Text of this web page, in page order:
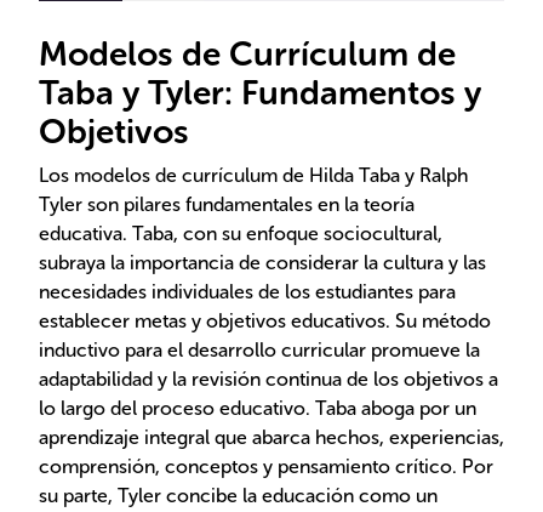
Modelos de Currículum de
Taba y Tyler: Fundamentos y
Objetivos
Los modelos de currículum de Hilda Taba y Ralph
Tyler son pilares fundamentales en la teoría
educativa. Taba, con su enfoque sociocultural,
subraya la importancia de considerar la cultura y las
necesidades individuales de los estudiantes para
establecer metas y objetivos educativos. Su método
inductivo para el desarrollo curricular promueve la
adaptabilidad y la revisión continua de los objetivos a
lo largo del proceso educativo. Taba aboga por un
aprendizaje integral que abarca hechos, experiencias,
comprensión, conceptos y pensamiento crítico. Por
su parte, Tyler concibe la educación como un